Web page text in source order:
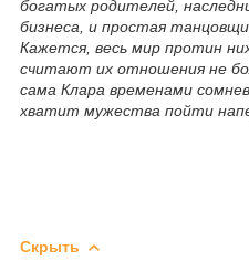
богатых родителей,
бизнеса, и простая
Кажется, весь мир протин
считают их отношения не
сама Клара временами
хватит мужества пойти
Скрыть